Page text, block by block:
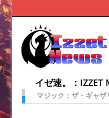
イゼ速。：IZZET
マジック：ザ・ギャ